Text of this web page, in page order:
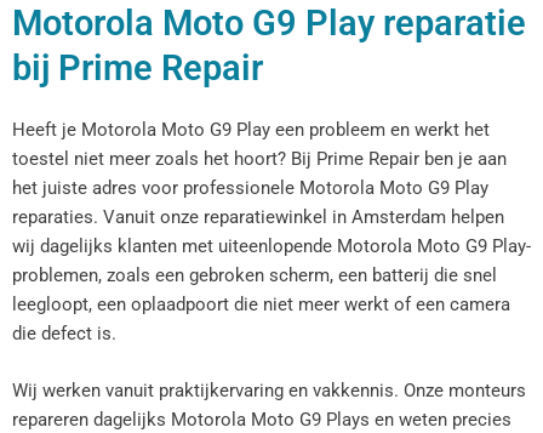
Motorola Moto G9 Play reparatie
bij Prime Repair
Heeft je Motorola Moto G9 Play een probleem en werkt het
toestel niet meer zoals het hoort? Bij Prime Repair ben je aan
het juiste adres voor professionele Motorola Moto G9 Play
reparaties. Vanuit onze reparatiewinkel in Amsterdam helpen
wij dagelijks klanten met uiteenlopende Motorola Moto G9 Play-
problemen, zoals een gebroken scherm, een batterij die snel
leegloopt, een oplaadpoort die niet meer werkt of een camera
die defect is.
Wij werken vanuit praktijkervaring en vakkennis. Onze monteurs
repareren dagelijks Motorola Moto G9 Plays en weten precies